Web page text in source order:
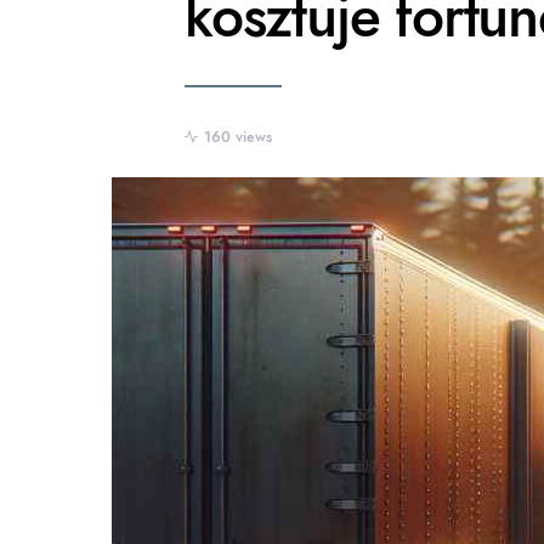
kosztuje
160 views